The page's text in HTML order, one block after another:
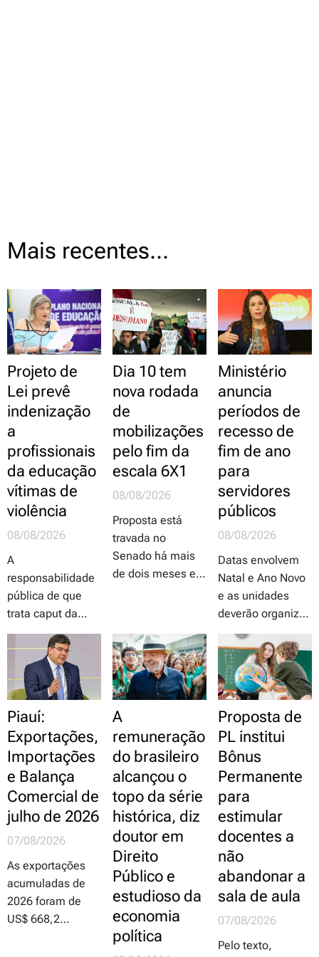
Mais recentes...
Projeto de
Lei prevê
indenização
a
profissionais
da educação
vítimas de
violência
08/08/2026
A
responsabilidade
pública de que
trata caput da
proposta
independe da
comprovação de
dolo ou culpa do
agente público e
abrange os danos
ocorridos no
interior do
estabelecimento
de ensino e no
trajeto entre a
residência e o
local de trabalho,
e vice-versa;
proposta é da
deputada
professora
Dia 10 tem
nova rodada
de
mobilizações
pelo fim da
escala 6X1
08/08/2026
Proposta está
travada no
Senado há mais
de dois meses e
organizações é
que poderão
garantir
aprovação
Ministério
anuncia
períodos de
recesso de
fim de ano
para
servidores
públicos
08/08/2026
Datas envolvem
Natal e Ano Novo
e as unidades
deverão organizar
escalas de
revezamento
entre os dois
períodos de
recesso, de forma
a garantir a
continuidade dos
serviços
considerados
essenciais,
especialmente
aqueles voltados
ao atendimento
ao público
Piauí:
Exportações,
Importações
e Balança
Comercial de
julho de 2026
07/08/2026
As exportações
acumuladas de
2026 foram de
US$ 668,2
A
remuneração
do brasileiro
alcançou o
topo da série
histórica, diz
doutor em
Direito
Público e
estudioso da
economia
política
Proposta de
PL institui
Bônus
Permanente
para
estimular
docentes a
não
abandonar a
sala de aula
07/08/2026
Pelo texto,